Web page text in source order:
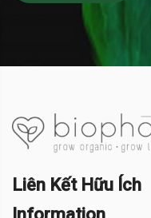
Liên Kết Hữu Ích